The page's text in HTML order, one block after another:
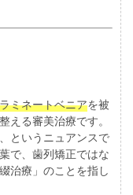
ラミネートベニアを被
える審美治療です。
というニュアンスで
で、歯列矯正ではな
治療」のことを指し